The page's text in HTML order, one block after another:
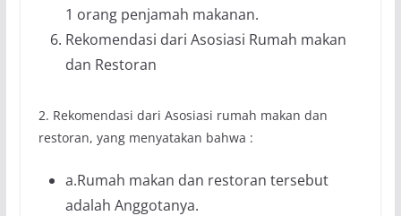
1 orang penjamah makanan.
Rekomendasi dari Asosiasi Rumah makan
dan Restoran
2. Rekomendasi dari Asosiasi rumah makan dan
restoran, yang menyatakan bahwa :
a.Rumah makan dan restoran tersebut
adalah Anggotanya.